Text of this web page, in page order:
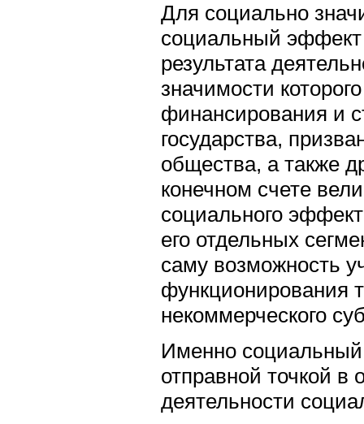
Для социально
социальный эффект
результата
значимости
финансирования и
государства,
общества, а также
конечном счете
социального
его отдельных
саму возможность
функционирования
некоммерческого
Именно
отправной точкой в
деятельности